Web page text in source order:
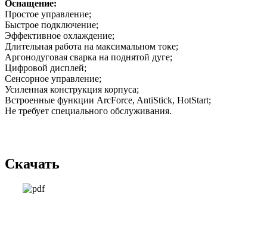
Оснащение:
Простое управление;
Быстрое подключение;
Эффективное охлаждение;
Длительная работа на максимальном токе;
Аргонодуговая сварка на поднятой дуге;
Цифровой дисплей;
Сенсорное управление;
Усиленная конструкция корпуса;
Встроенные функции ArcForce, AntiStick, HotStart;
Не требует специального обслуживания.
Скачать